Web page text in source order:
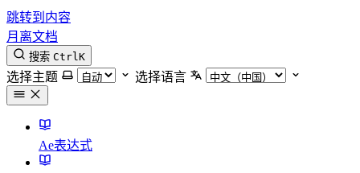
跳转到内容
月离文档
搜索 CtrlK
选择主题 选择语言
Ae表达式